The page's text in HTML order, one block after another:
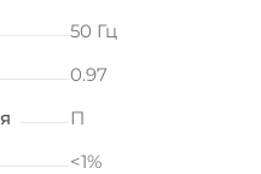
50 Гц
0.97
П
<1%